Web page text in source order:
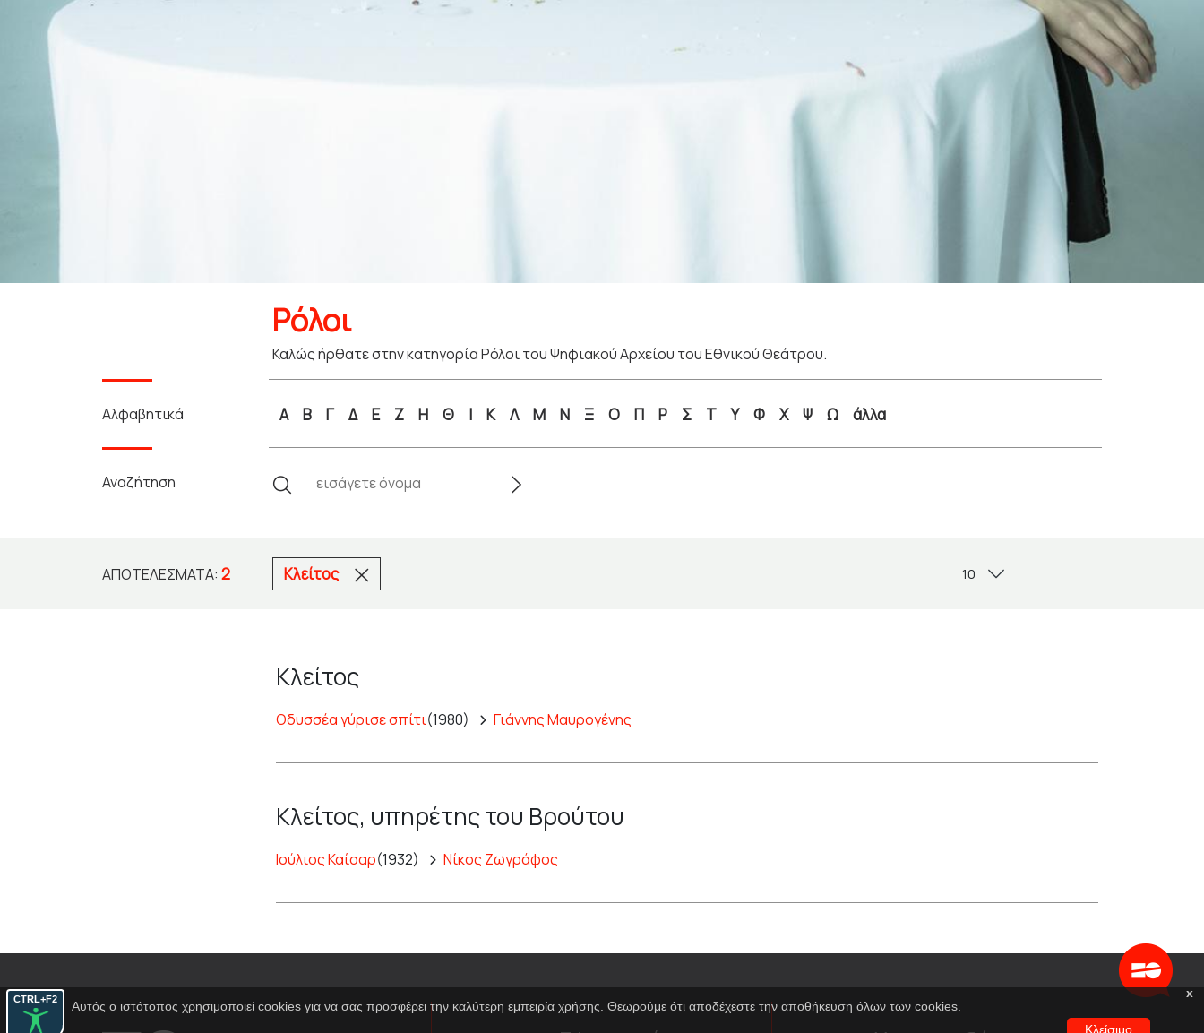
CTRL+F2
Ρόλοι
Καλώς ήρθατε στην κατηγορία Ρόλοι του Ψηφιακού Αρχείου του Εθνικού Θεάτρου.
Αλφαβητικά Α Β Γ Δ Ε Ζ Η Θ Ι Κ Λ Μ Ν Ξ Ο Π Ρ Σ Τ Υ Φ Χ Ψ Ω άλλα
Αναζήτηση
ΑΠΟΤΕΛΈΣΜΑΤΑ: 2 Κλείτος
Κλείτος
Οδυσσέα γύρισε σπίτι(1980) Γιάννης Μαυρογένης
Κλείτος, υπηρέτης του Βρούτου
Ιούλιος Καίσαρ(1932) Νίκος Ζωγράφος
x
Αυτός ο ιστότοπος χρησιμοποιεί cookies για να σας προσφέρει την καλύτερη εμπειρία χρήσης. Θεωρούμε ότι αποδέχεστε την αποθήκευση όλων των cookies.
Κλείσιμο